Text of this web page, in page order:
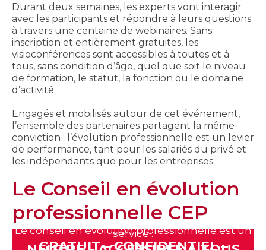
Durant deux semaines, les experts vont interagir
avec les participants et répondre à leurs questions
à travers une centaine de webinaires. Sans
inscription et entièrement gratuites, les
visioconférences sont accessibles à toutes et à
tous, sans condition d’âge, quel que soit le niveau
de formation, le statut, la fonction ou le domaine
d’activité.
Engagés et mobilisés autour de cet événement,
l’ensemble des partenaires partagent la même
conviction : l’évolution professionnelle est un levier
de performance, tant pour les salariés du privé et
les indépendants que pour les entreprises.
Le Conseil en évolution
professionnelle CEP
Le conseil en évolution professionnelle est un
service :
GRATUIT – CONFIDENTIEL –